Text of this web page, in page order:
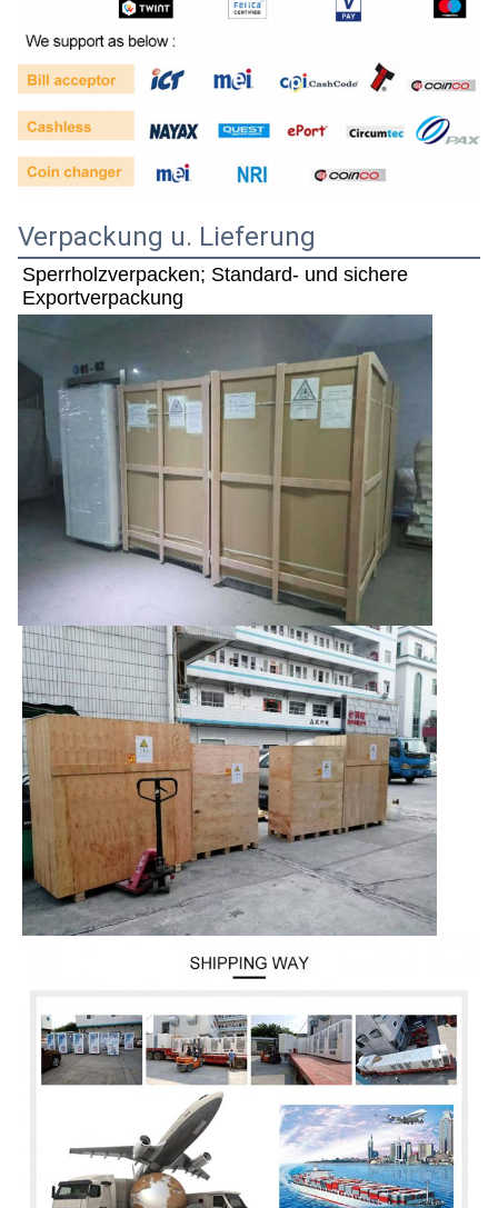
Verpackung u. Lieferung
Sperrholzverpacken; Standard- und sichere
Exportverpackung